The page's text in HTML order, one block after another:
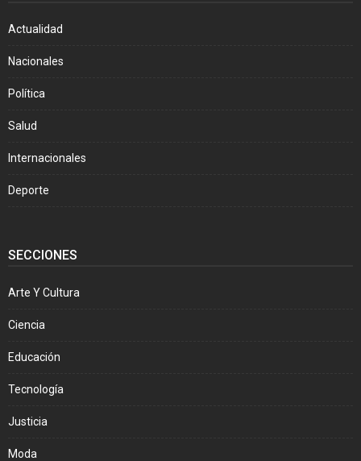
Actualidad
Nacionales
Política
Salud
Internacionales
Deporte
SECCIONES
Arte Y Cultura
Ciencia
Educación
Tecnología
Justicia
Moda